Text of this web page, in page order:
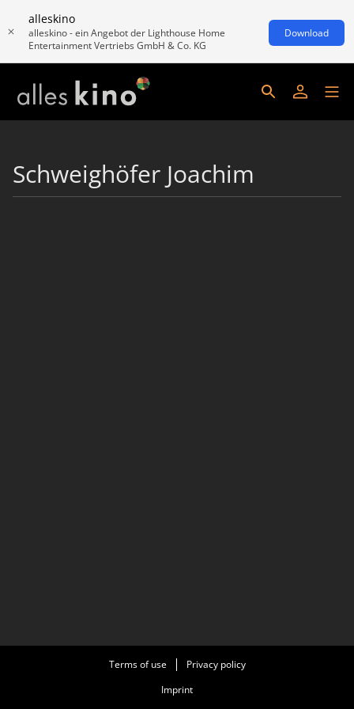
alleskino
alleskino - ein Angebot der Lighthouse Home
Entertainment Vertriebs GmbH & Co. KG
Download
Schweighöfer Joachim
Terms of use
Privacy policy
Imprint